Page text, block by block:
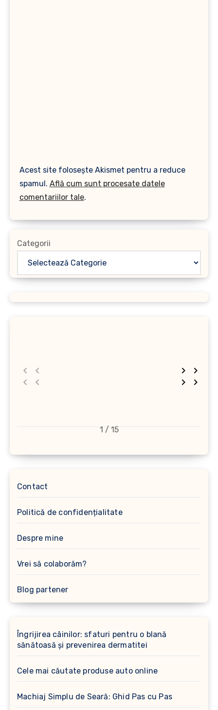
Acest site folosește Akismet pentru a reduce
spamul. Află cum sunt procesate datele
comentariilor tale.
Categorii
1 / 15
Contact
Politică de confidențialitate
Despre mine
Vrei să colaborăm?
Blog partener
Îngrijirea câinilor: sfaturi pentru o blană
sănătoasă și prevenirea dermatitei
Cele mai căutate produse auto online
Machiaj Simplu de Seară: Ghid Pas cu Pas